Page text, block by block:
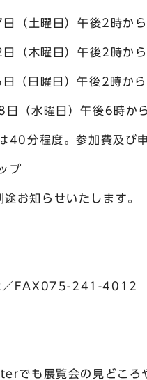
曜日）午後2時から
曜日）午後2時から
日曜日）午後2時から
水曜日）午後6時か
分程度。参加費及び申
プ
お知らせいたします。
FAX075-241-4012
覧会の見どころやイ